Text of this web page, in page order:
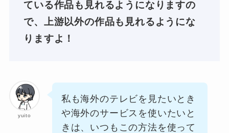
ている作品も見れるようになりますの
で、上游以外の作品も見れるようにな
りますよ！
yuito
私も海外のテレビを見たいとき
や海外のサービスを使いたいと
きは、いつもこの方法を使って